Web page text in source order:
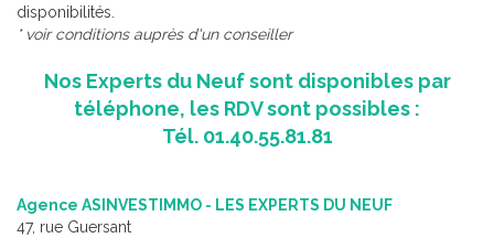
disponibilités.
* voir conditions auprès d'un conseiller
Nos Experts du Neuf sont disponibles par
téléphone, les RDV sont possibles :
Tél. 01.40.55.81.81
Agence ASINVESTIMMO - LES EXPERTS DU NEUF
47, rue Guersant